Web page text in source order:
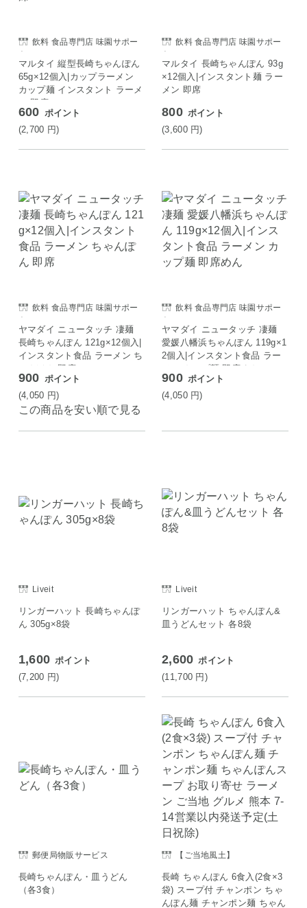
飲料 食品専門店 味園サポー
ト
マルタイ 縦型長崎ちゃんぽん
65g×12個入|カップラーメン
カップ麺 インスタント ラーメ
ン 即席
600 ポイント
(2,700 円)
飲料 食品専門店 味園サポー
ト
マルタイ 長崎ちゃんぽん 93g
×12個入|インスタント麺 ラー
メン 即席
800 ポイント
(3,600 円)
飲料 食品専門店 味園サポー
ト
ヤマダイ ニュータッチ 凄麺
長崎ちゃんぽん 121g×12個入|
インスタント食品 ラーメン ち
ゃんぽん 即席
900 ポイント
(4,050 円)
この商品を安い順で見る
飲料 食品専門店 味園サポー
ト
ヤマダイ ニュータッチ 凄麺
愛媛八幡浜ちゃんぽん 119g×1
2個入|インスタント食品 ラー
メン カップ麺 即席めん
900 ポイント
(4,050 円)
Liveit
リンガーハット 長崎ちゃんぽ
ん 305g×8袋
1,600 ポイント
(7,200 円)
Liveit
リンガーハット ちゃんぽん&
皿うどんセット 各8袋
2,600 ポイント
(11,700 円)
郵便局物販サービス
長崎ちゃんぽん・皿うどん
（各3食）
【ご当地風土】
長崎 ちゃんぽん 6食入(2食×3
袋) スープ付 チャンポン ちゃ
んぽん麺 チャンポン麺 ちゃん